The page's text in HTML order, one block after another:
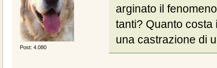
Post: 4.080
arginato il
tanti? Quanto
una castrazione di